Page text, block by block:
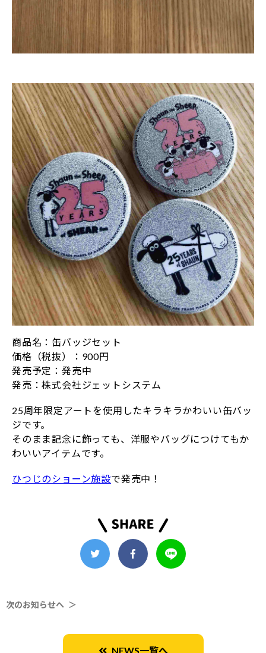
商品名：缶バッジセット
価格（税抜）：900円
発売予定：発売中
発売：株式会社ジェットシステム
25周年限定アートを使用したキラキラかわいい缶バッ
ジです。
そのまま記念に飾っても、洋服やバッグにつけてもか
わいいアイテムです。
ひつじのショーン施設で発売中！
次のお知らせへ ＞
NEWS一覧へ